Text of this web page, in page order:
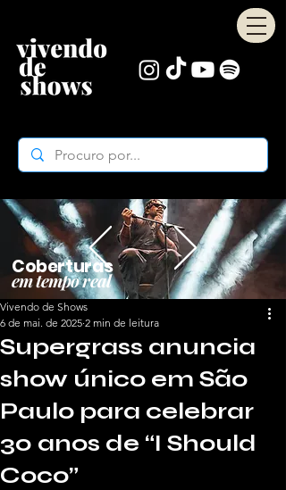
Coberturas
em tempo real
Supergrass anuncia
show único em São
Paulo para celebrar
30 anos de “I Should
Coco”
Vivendo de Shows
6 de mai. de 2025 2 min de leitura